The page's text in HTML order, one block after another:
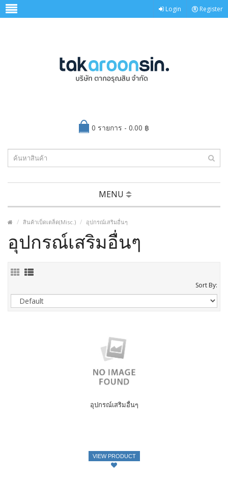
Login Register
0 รายการ - 0.00 ฿
MENU
สินค้าเบ็ดเตล็ด(Misc.) อุปกรณ์เสริมอื่นๆ
อุปกรณ์เสริมอื่นๆ
Sort By:
อุปกรณ์เสริมอื่นๆ
VIEW PRODUCT